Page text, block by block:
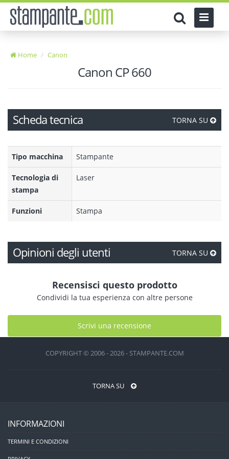
Home Canon
Canon CP 660
Scheda tecnica TORNA SU
Tipo macchina Stampante
Tecnologia di
stampa
Laser
Funzioni Stampa
Opinioni degli utenti TORNA SU
Recensisci questo prodotto
Condividi la tua esperienza con altre persone
Scrivi una recensione
COPYRIGHT © 2006 - 2026 - STAMPANTE.COM
TORNA SU
INFORMAZIONI
TERMINI E CONDIZIONI